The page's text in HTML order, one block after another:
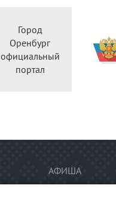
Город
Оренбург
официальный
портал
АФИША